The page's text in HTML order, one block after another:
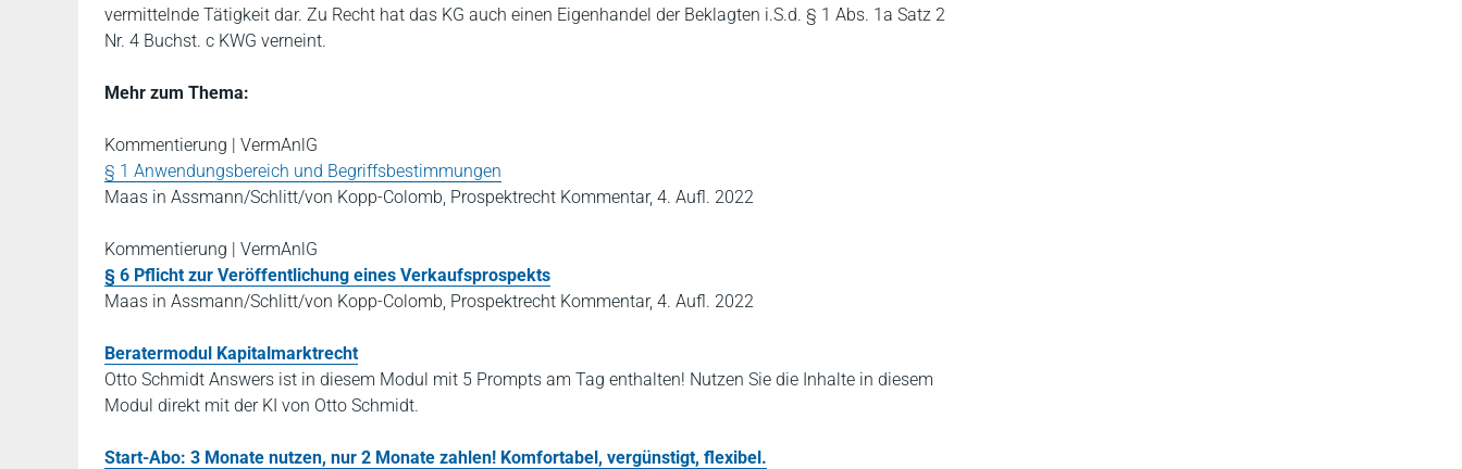
vermittelnde Tätigkeit dar. Zu Recht hat das KG auch einen Eigenhandel der Beklagten i.S.d. § 1 Abs. 1a Satz 2
Nr. 4 Buchst. c KWG verneint.
Mehr zum Thema:
Kommentierung | VermAnlG
§ 1 Anwendungsbereich und Begriffsbestimmungen
Maas in Assmann/Schlitt/von Kopp-Colomb, Prospektrecht Kommentar, 4. Aufl. 2022
Kommentierung | VermAnlG
§ 6 Pflicht zur Veröffentlichung eines Verkaufsprospekts
Maas in Assmann/Schlitt/von Kopp-Colomb, Prospektrecht Kommentar, 4. Aufl. 2022
Beratermodul Kapitalmarktrecht
Otto Schmidt Answers ist in diesem Modul mit 5 Prompts am Tag enthalten! Nutzen Sie die Inhalte in diesem
Modul direkt mit der KI von Otto Schmidt.
Start-Abo: 3 Monate nutzen, nur 2 Monate zahlen! Komfortabel, vergünstigt, flexibel.